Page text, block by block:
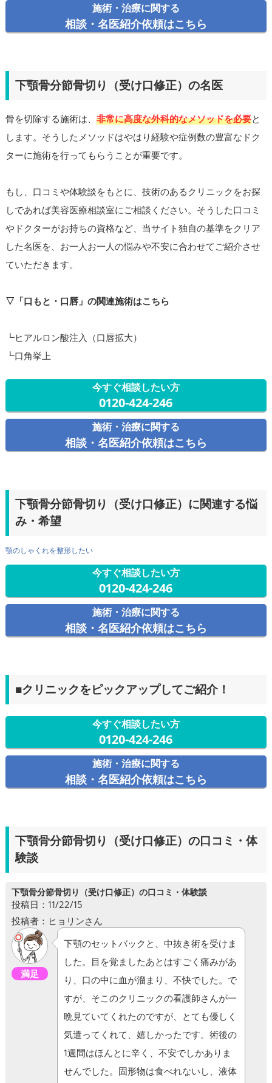
施術・治療に関する
相談・名医紹介依頼はこちら
下顎骨分節骨切り（受け口修正）の名医
骨を切除する施術は、 非常に高度な外科的なメソッドを必要と
します。そうしたメソッドはやはり経験や症例数の豊富なドク
ターに施術を行ってもらうことが重要です。
もし、口コミや体験談をもとに、技術のあるクリニックをお探
しであれば美容医療相談室にご相談ください。そうした口コミ
やドクターがお持ちの資格など、当サイト独自の基準をクリア
した名医を、お一人お一人の悩みや不安に合わせてご紹介させ
ていただきます。
▽「口もと・口唇」の関連施術はこちら
┗ヒアルロン酸注入（口唇拡大）
┗口角挙上
今すぐ相談したい方
0120-424-246
施術・治療に関する
相談・名医紹介依頼はこちら
下顎骨分節骨切り（受け口修正）に関連する悩
み・希望
顎のしゃくれを整形したい
今すぐ相談したい方
0120-424-246
施術・治療に関する
相談・名医紹介依頼はこちら
■クリニックをピックアップしてご紹介！
今すぐ相談したい方
0120-424-246
施術・治療に関する
相談・名医紹介依頼はこちら
下顎骨分節骨切り（受け口修正）の口コミ・体
験談
下顎骨分節骨切り（受け口修正）の口コミ・体験談
投稿日：11/22/15
投稿者：ヒョリンさん
満足
下顎のセットバックと、中抜き術を受けま
した。目を覚ましたあとはすごく痛みがあ
り、口の中に血が溜まり、不快でした。で
すが、そこのクリニックの看護師さんが一
晩見ていてくれたのですが、とても優しく
気遣ってくれて、嬉しかったです。術後の
1週間はほんとに辛く、不安でしかありま
せんでした。固形物は食べれないし、液体